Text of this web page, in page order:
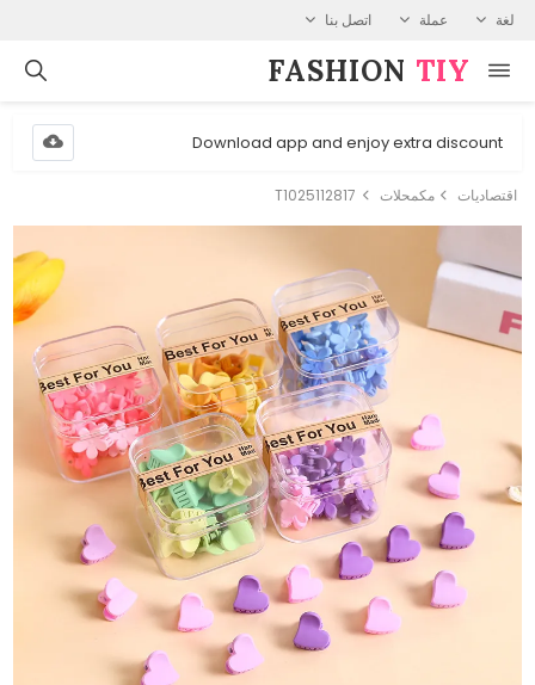
لغة عملة اتصل بنا
FASHION⁠ TIY
Download app and enjoy extra discount
اقتصاديات مكمحلات T1025112817